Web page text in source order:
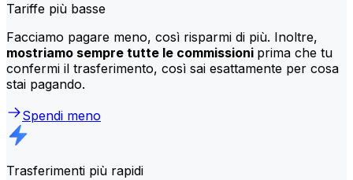
Tariffe più basse
Facciamo pagare meno, così risparmi di più. Inoltre,
mostriamo sempre tutte le commissioni prima che tu
confermi il trasferimento, così sai esattamente per cosa
stai pagando.
Spendi meno
Trasferimenti più rapidi